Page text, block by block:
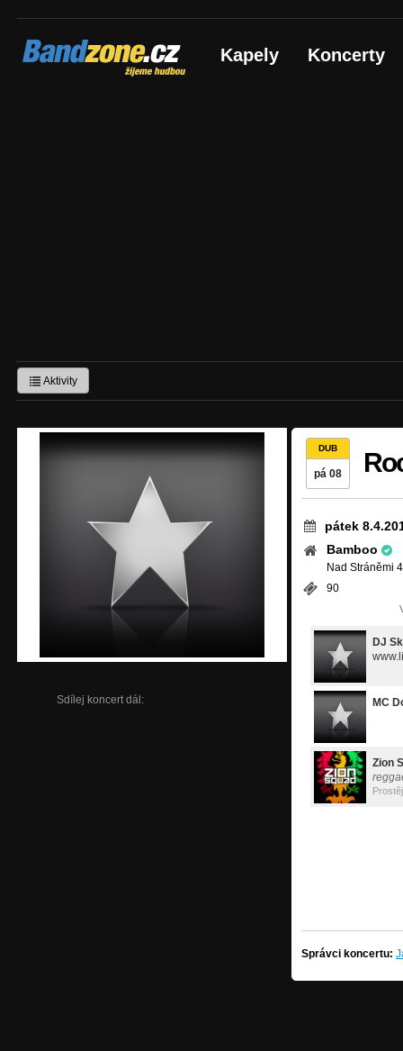
Bandzone.cz
žijeme hudbou Kapely Koncerty
Aktivity
Sdílej koncert dál:
DUB
pá 08
pátek
Bamboo
Nad Stráněmi
90
DJ
MC
Zion
Správci koncertu: